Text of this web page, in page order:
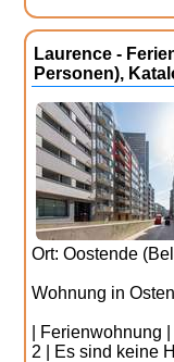
Laurence -
Personen),
Ort: Oostende
Wohnung in
| Ferienwohnung
2 | Es sind keine